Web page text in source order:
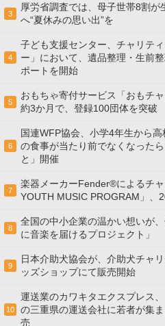
3
厚労省調査では、母子世帯8割
へ“夏休みの思い出”を
4
子ども支援センター、チャリテ
ー」において、遺品整理・生前
ポートを開始
5
おもちゃ寄付サービス「おもチ
約3か月で、登録100団体を突破
6
国連WFP協会、小学4年生から
の食事が当たり前でなくなった
と」開催
7
楽器メーカーFender®によるチ
YOUTH MUSIC PROGRAM」、
8
全国の中小企業の温かい想いが
に音楽を届けるプロジェクト」
9
日本介助犬協会が、介助犬チャ
ッズショップにて販売開始
10
運送業のカワキタエクスプレス
の三重県の運送会社に若者が集
売